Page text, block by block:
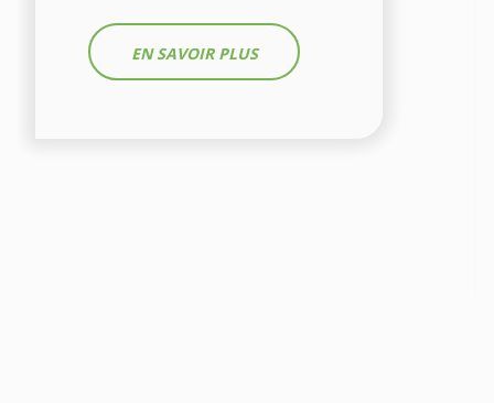
EN SAVOIR PLUS